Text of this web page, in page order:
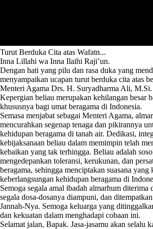
Turut Berduka Cita atas Wafatn...
Inna Lillahi wa Inna Ilaihi Raji’un.
Dengan hati yang pilu dan rasa duka yang
menyampaikan ucapan turut berduka cita atas
Menteri Agama Drs. H. Suryadharma Ali, M.Si.
Kepergian beliau merupakan kehilangan besar
khususnya bagi umat beragama di Indonesia.
Semasa menjabat sebagai Menteri Agama,
mencurahkan segenap tenaga dan pikirannya
kehidupan beragama di tanah air. Dedikasi,
kebijaksanaan beliau dalam memimpin telah
kebaikan yang tak terhingga. Beliau adalah
mengedepankan toleransi, kerukunan, dan
beragama, sehingga menciptakan suasana yang
keberlangsungan kehidupan beragama di
Semoga segala amal ibadah almarhum
segala dosa-dosanya diampuni, dan
Jannah-Nya. Semoga keluarga yang
dan kekuatan dalam menghadapi cobaan ini.
Selamat jalan, Bapak. Jasa-jasamu akan selalu